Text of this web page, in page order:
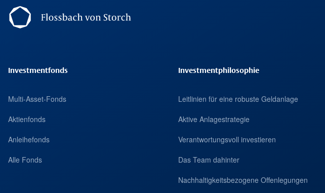
Footer Navigation
Investmentfonds
Multi-Asset-Fonds
Aktienfonds
Anleihefonds
Alle Fonds
Investmentphilosophie
Leitlinien für eine robuste Geldanlage
Aktive Anlagestrategie
Verantwortungsvoll investieren
Das Team dahinter
Nachhaltigkeitsbezogene Offenlegungen